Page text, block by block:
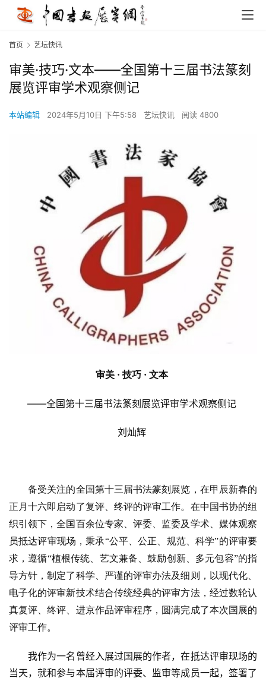
首页 艺坛快讯
审美·技巧·文本——全国第十三届书法篆刻
展览评审学术观察侧记
本站编辑 2024年5月10日 下午5:58 艺坛快讯 阅读 4800
审美 · 技巧 · 文本
——全国第十三届书法篆刻展览评审学术观察侧记
刘灿辉
备受关注的全国第十三届书法篆刻展览，在甲辰新春的
正月十六即启动了复评、终评的评审工作。在中国书协的组
织引领下，全国百余位专家、评委、监委及学术、媒体观察
员抵达评审现场，秉承“公平、公正、规范、科学”的评审要
求，遵循“植根传统、艺文兼备、鼓励创新、多元包容”的指
导方针，制定了科学、严谨的评审办法及细则，以现代化、
电子化的评审新技术结合传统经典的评审方法，经过数轮认
真复评、终评、进京作品评审程序，圆满完成了本次国展的
评审工作。
我作为一名曾经入展过国展的作者，在抵达评审现场的
当天，就和参与本届评审的评委、监审等成员一起，签署了